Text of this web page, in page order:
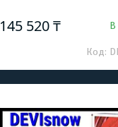
145 520 ₸ В